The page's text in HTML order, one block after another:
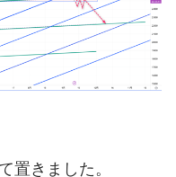
置きました。